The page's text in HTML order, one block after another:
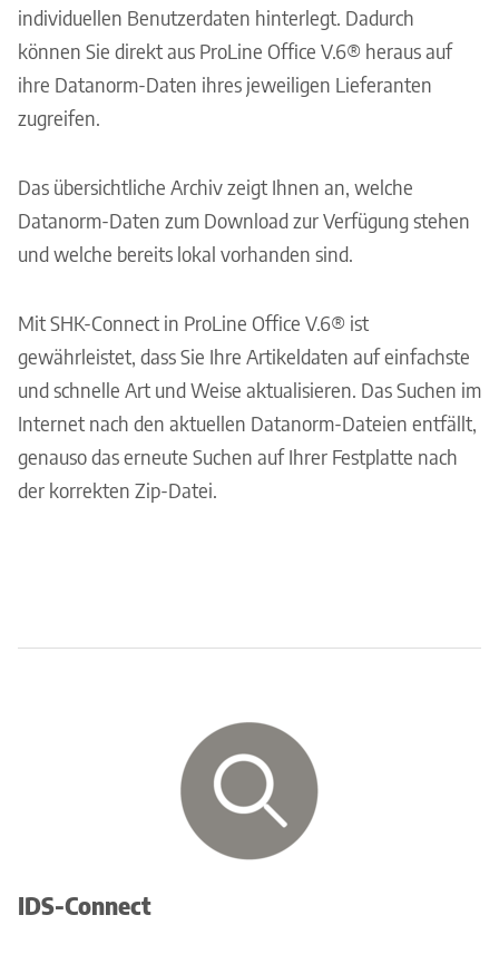
individuellen Benutzerdaten hinterlegt. Dadurch
können Sie direkt aus ProLine Office V.6® heraus auf
ihre Datanorm-Daten ihres jeweiligen Lieferanten
zugreifen.
Das übersichtliche Archiv zeigt Ihnen an, welche
Datanorm-Daten zum Download zur Verfügung stehen
und welche bereits lokal vorhanden sind.
Mit SHK-Connect in ProLine Office V.6® ist
gewährleistet, dass Sie Ihre Artikeldaten auf einfachste
und schnelle Art und Weise aktualisieren. Das Suchen im
Internet nach den aktuellen Datanorm-Dateien entfällt,
genauso das erneute Suchen auf Ihrer Festplatte nach
der korrekten Zip-Datei.
IDS-Connect